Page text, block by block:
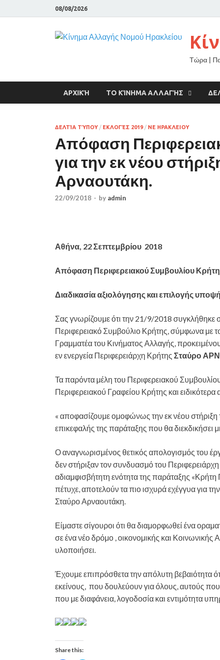
08/08/2026
Τώρα |
ΑΡΧΙΚΉ ΤΟ ΚΊΝΗΜΑ ΑΛΛΑΓΉΣ
ΔΕΛΤΊΑ ΤΎΠΟΥ/ ΕΚΛΟΓΈΣ 2019/ ΝΕ ΗΡΑΚΛΕΙΟΥ
Απόφαση
για την εκ νέου
Αρναουτάκη.
22/09/2018 - by admin
Αθήνα, 22 Σεπτεμβρίου 2018
Απόφαση Περιφερειακού Συμβουλίου
Διαδικασία αξιολόγησης και επιλογής
Σας γνωρίζουμε ότι την 21/9/2018 συγκλήθηκε
Περιφερειακό Συμβούλιο Κρήτης, σύμφωνα με το
Γραμματέα του Κινήματος Αλλαγής,
εν ενεργεία Περιφερειάρχη Κρήτης Σταύρο
Τα παρόντα μέλη του Περιφερειακού
Περιφερειακού Γραφείου Κρήτης και
« αποφασίζουμε ομοφώνως την εκ νέου
επικεφαλής της παράταξης που θα διεκδικήσει
Ο αναγνωρισμένος θετικός απολογισμός του
δεν στήριξαν τον συνδυασμό του
αδιαμφισβήτητη ενότητα της παράταξης
πέτυχε, αποτελούν τα πιο ισχυρά εχέγγυα για
Σταύρο Αρναουτάκη.
Είμαστε σίγουροι ότι θα διαμορφωθεί ένα
σε ένα νέο δρόμο , οικονομικής και
υλοποιήσει.
Έχουμε επιπρόσθετα την απόλυτη βεβαιότητα
εκείνους, που δουλεύουν για όλους, αυτούς
που με διαφάνεια, λογοδοσία και εντιμότητα
Share this: